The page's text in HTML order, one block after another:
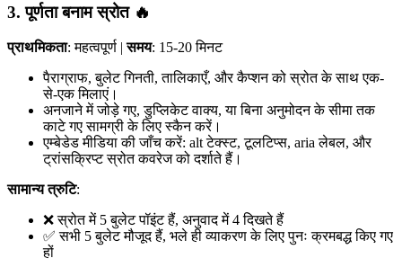
3. पूर्णता बनाम स्रोत 🔥
प्राथमिकता: महत्वपूर्ण |समय: 15-20 मिनट
पैराग्राफ, बुलेट गिनती, तालिकाएँ, और कैप्शन को स्रोत के साथ एक-
से-एक मिलाएं।
अनजाने में जोड़े गए, डुप्लिकेट वाक्य, या बिना अनुमोदन के सीमा तक
काटे गए सामग्री के लिए स्कैन करें।
एम्बेडेड मीडिया की जाँच करें: alt टेक्स्ट, टूलटिप्स, aria लेबल, और
ट्रांसक्रिप्ट स्रोत कवरेज को दर्शाते हैं।
सामान्य त्रुटि:
❌ स्रोत में 5 बुलेट पॉइंट हैं, अनुवाद में 4 दिखते हैं
✅ सभी 5 बुलेट मौजूद हैं, भले ही व्याकरण के लिए पुनः क्रमबद्ध किए गए
हों